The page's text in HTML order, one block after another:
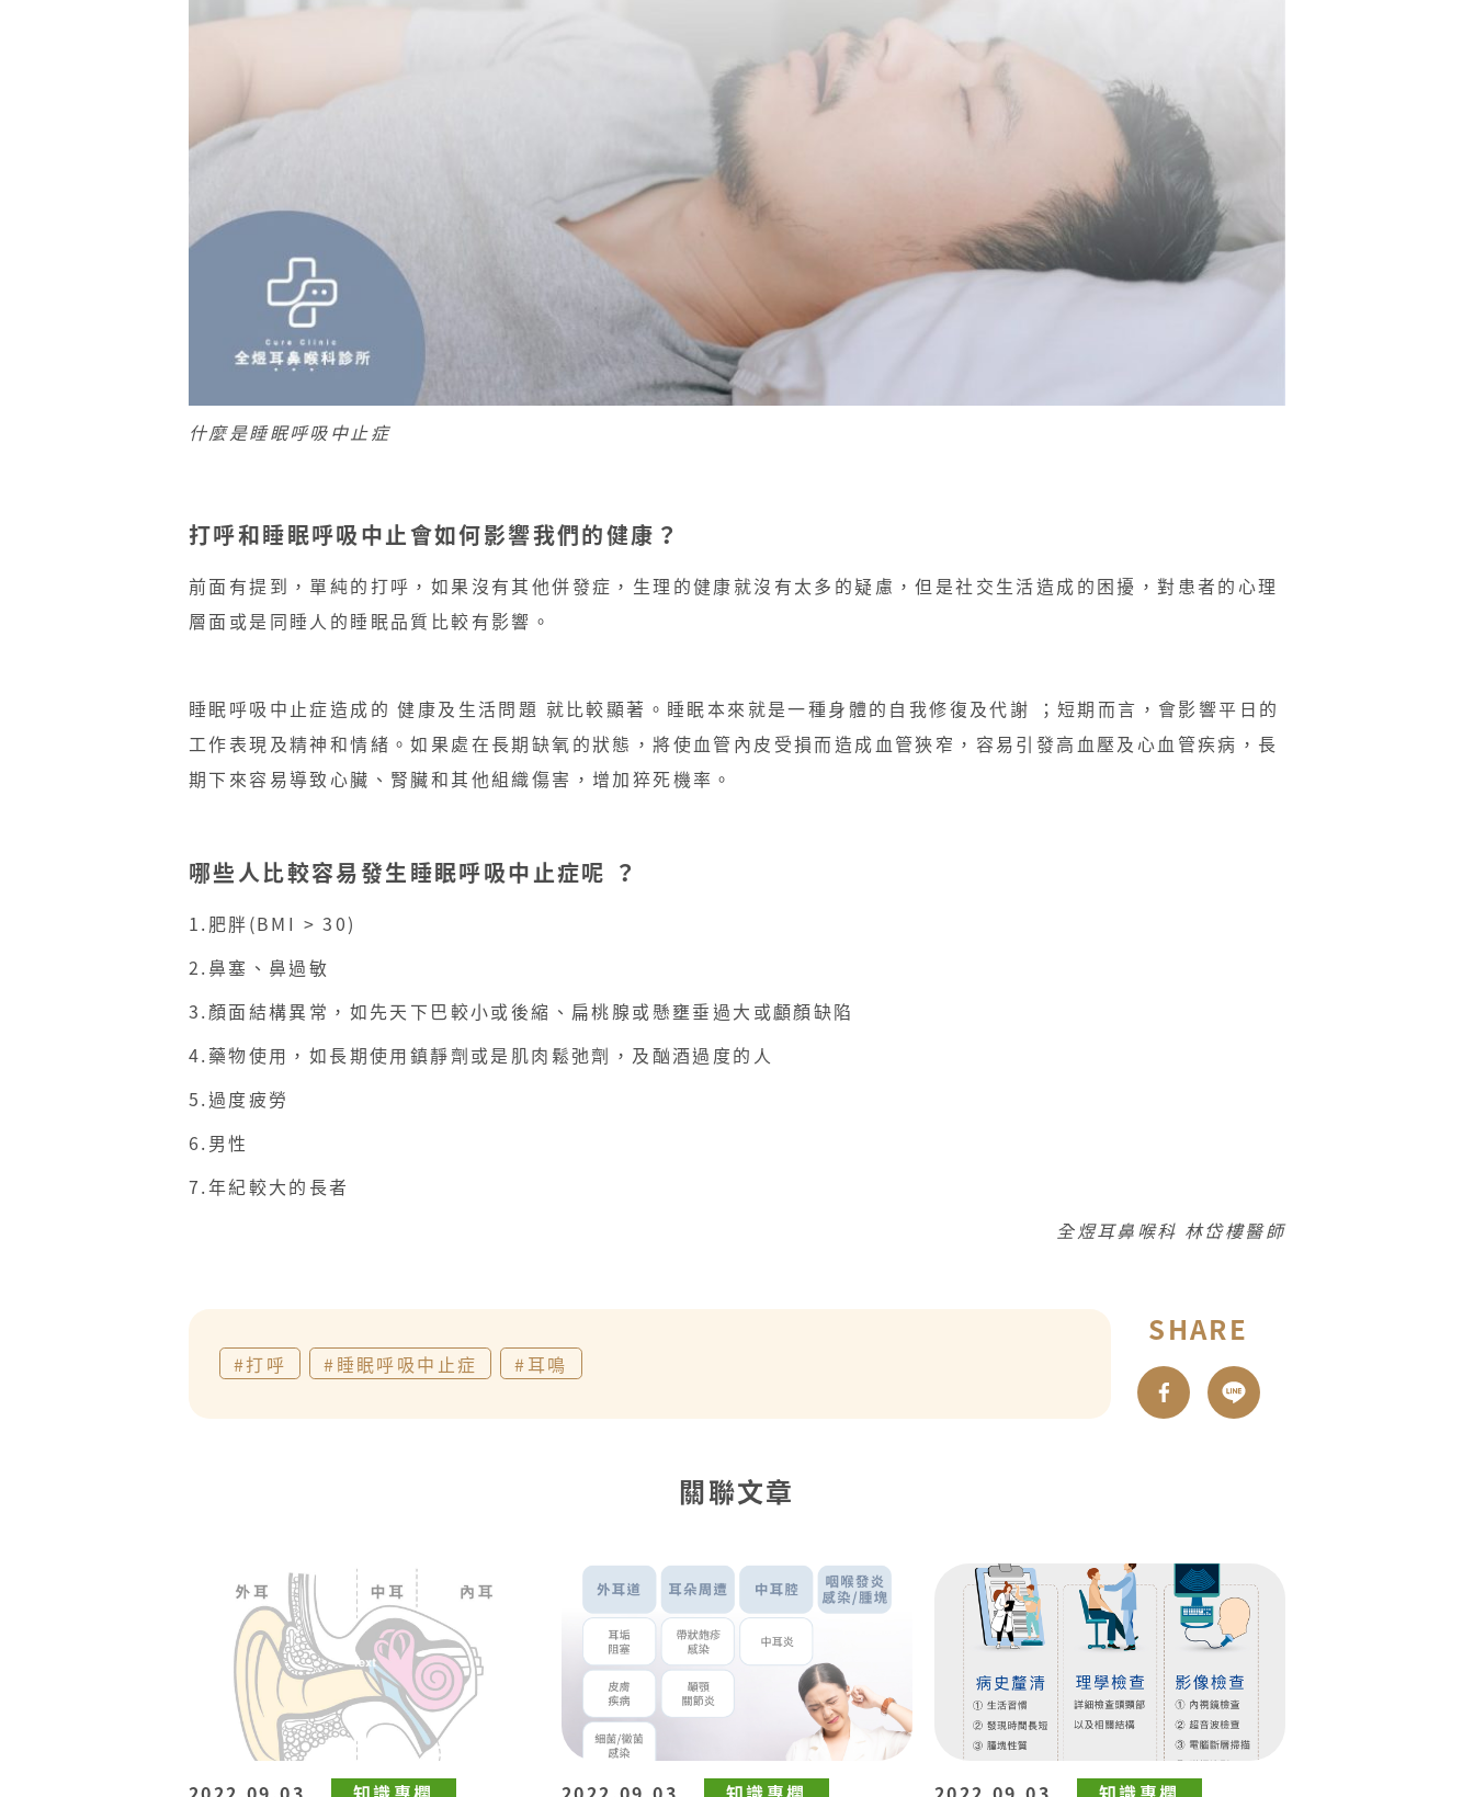
什麼是睡眠呼吸中止症
打呼和睡眠呼吸中止會如何影響我們的健康？
前面有提到，單純的打呼，如果沒有其他併發症，生理的健康就沒有太多的疑慮，但是社交生活造成的困擾，對患者的心理
層面或是同睡人的睡眠品質比較有影響。​
睡眠呼吸中止症造成的 健康及生活問題 就比較顯著。睡眠本來就是一種身體的自我修復及代謝 ；短期而言，會影響平日的
工作表現及精神和情緒。如果處在長期缺氧的狀態，將使血管內皮受損而造成血管狹窄，容易引發高血壓及心血管疾病，長
期下來容易導致心臟、腎臟和其他組織傷害，增加猝死機率。​
哪些人比較容易發生睡眠呼吸中止症呢 ？
1️.肥胖(BMI > 30)​
2️.鼻塞、鼻過敏​
3️.顏面結構異常，如先天下巴較小或後縮、扁桃腺或懸壅垂過大或顱顏缺陷​
4️.藥物使用，如長期使用鎮靜劑或是肌肉鬆弛劑，及酗酒過度的人​
5️.過度疲勞​
6️.男性​
7️.年紀較大的長者
全煜耳鼻喉科 林岱樓醫師
#打呼 #睡眠呼吸中止症 #耳鳴
SHARE
關聯文章